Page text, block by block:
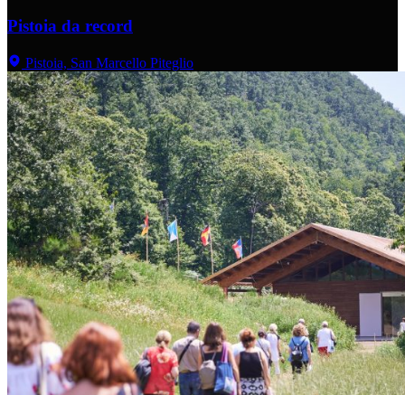
Pistoia da record
Pistoia, San Marcello Piteglio